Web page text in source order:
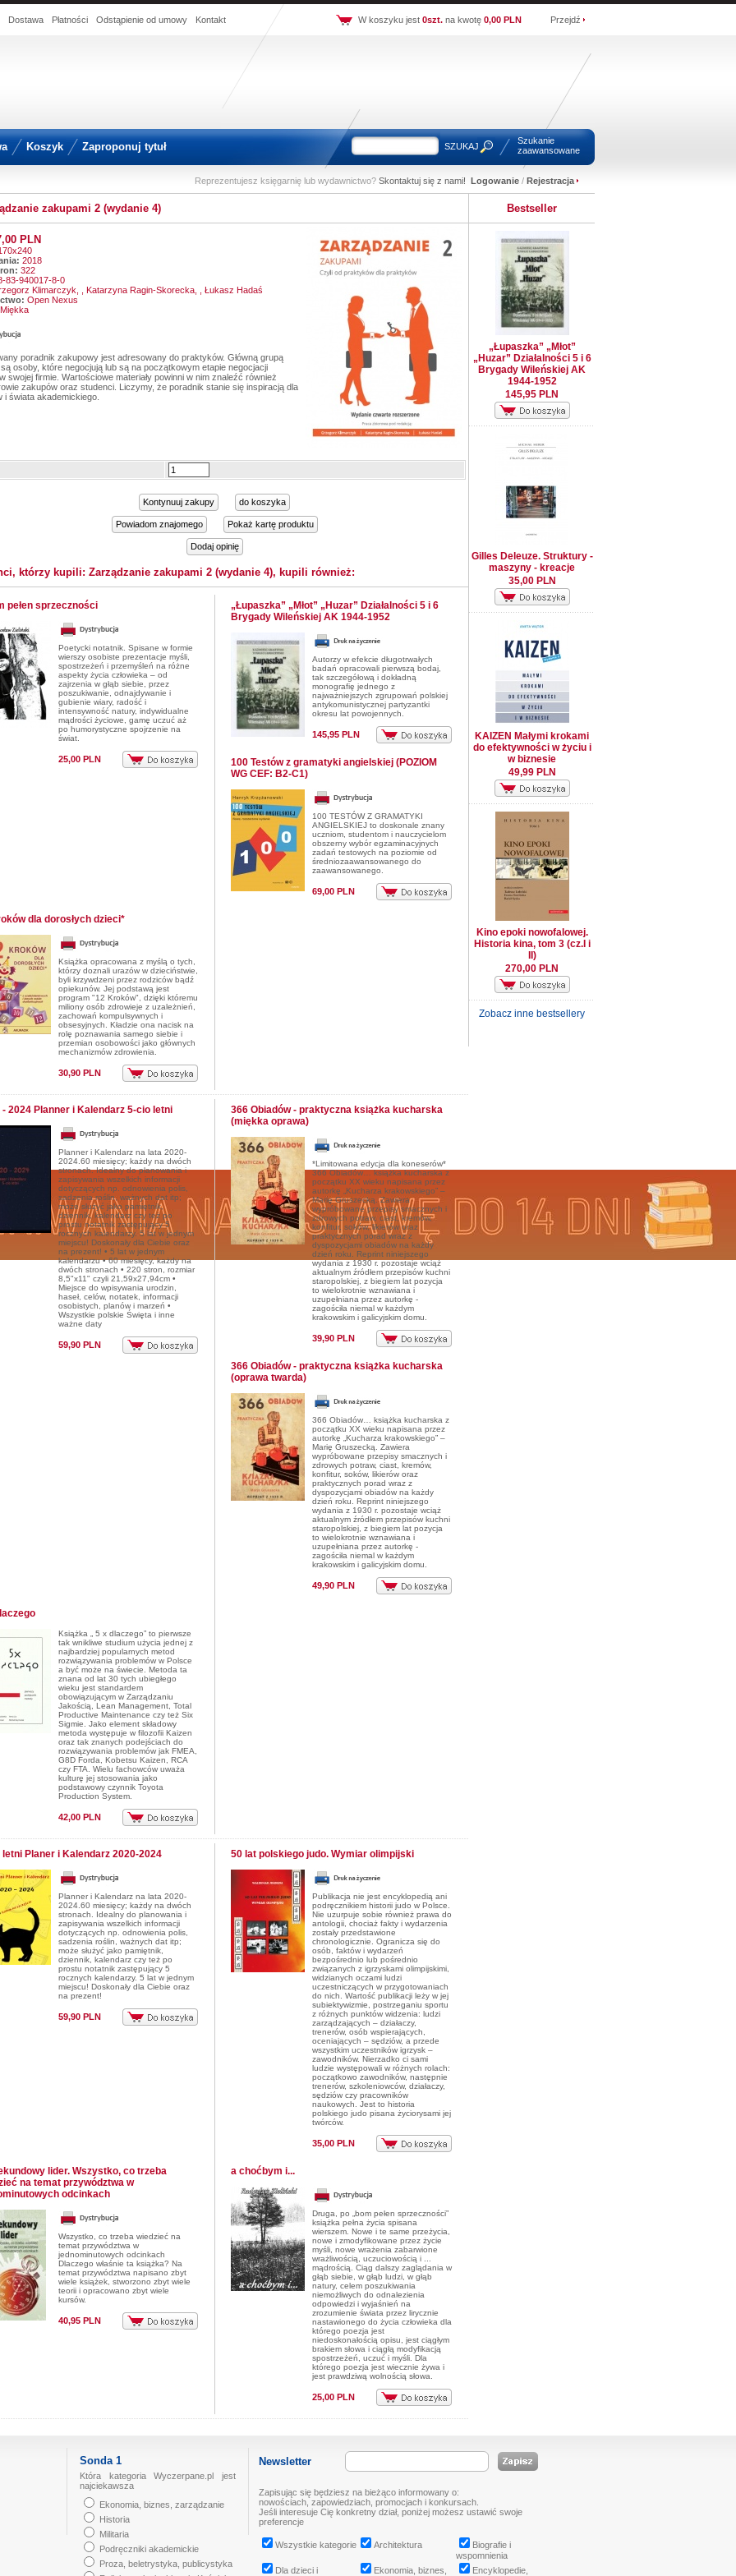
Dostawa Płatności Odstąpienie od umowy Kontakt Przejdź
W koszyku jest 0szt. na kwotę 0,00 PLN
Koszyk Zaproponuj tytuł
Szukanie
zaawansowane
SZUKAJ
Reprezentujesz księgarnię lub wydawnictwo? Skontaktuj się z nami! Logowanie / Rejestracja
zakupami 2 (wydanie 4)
PLN
2018
322
83-940017-8-0
Klimarczyk,
, Katarzyna Ragin-Skorecka,
, Łukasz Hadaś
Open Nexus
Miękka
poradnik zakupowy jest adresowany do praktyków. Główną grupą
osoby, które negocjują lub są na początkowym etapie negocjacji
swojej firmie. Wartościowe materiały powinni w nim znaleźć również
zakupów oraz studenci. Liczymy, że poradnik stanie się inspiracją dla
i świata akademickiego.
Kontynuuj zakupy do koszyka
Powiadom znajomego Pokaż kartę produktu
Dodaj opinię
którzy kupili: Zarządzanie zakupami 2 (wydanie 4), kupili również:
pełen sprzeczności
Poetycki notatnik. Spisane w formie
wierszy osobiste prezentacje myśli,
spostrzeżeń i przemyśleń na różne
aspekty życia człowieka – od
zajrzenia w głąb siebie, przez
poszukiwanie, odnajdywanie i
gubienie wiary, radość i
intensywność natury, indywidualne
mądrości życiowe, gamę uczuć aż
po humorystyczne spojrzenie na
świat.
25,00 PLN
„Łupaszka” „Młot” „Huzar” Działalności 5 i 6
Brygady Wileńskiej AK 1944-1952
Autorzy w efekcie długotrwałych
badań opracowali pierwszą bodaj,
tak szczegółową i dokładną
monografię jednego z
najważniejszych zgrupowań polskiej
antykomunistycznej partyzantki
okresu lat powojennych.
145,95 PLN
100 Testów z gramatyki angielskiej (POZIOM
WG CEF: B2-C1)
100 TESTÓW Z GRAMATYKI
ANGIELSKIEJ to doskonale znany
uczniom, studentom i nauczycielom
obszerny wybór egzaminacyjnych
zadań testowych na poziomie od
średniozaawansowanego do
zaawansowanego.
69,00 PLN
dla dorosłych dzieci*
Książka opracowana z myślą o tych,
którzy doznali urazów w dzieciństwie,
byli krzywdzeni przez rodziców bądź
opiekunów. Jej podstawą jest
program "12 Kroków", dzięki któremu
miliony osób zdrowieje z uzależnień,
zachowań kompulsywnych i
obsesyjnych. Kładzie ona nacisk na
rolę poznawania samego siebie i
przemian osobowości jako głównych
mechanizmów zdrowienia.
30,90 PLN
- 2024 Planner i Kalendarz 5-cio letni
Planner i Kalendarz na lata 2020-
2024.60 miesięcy; każdy na dwóch
stronach. Idealny do planowania i
zapisywania wszelkich informacji
dotyczących np. odnowienia polis,
sadzenia roślin, ważnych dat itp;
może służyć jako pamiętnik,
dziennik, kalendarz czy też po
prostu notatnik zastępujący 5
rocznych kalendarzy. 5 lat w jednym
miejscu! Doskonały dla Ciebie oraz
na prezent! • 5 lat w jednym
kalendarzu • 60 miesięcy, każdy na
dwóch stronach • 220 stron, rozmiar
8,5"x11" czyli 21,59x27,94cm •
Miejsce do wpisywania urodzin,
haseł, celów, notatek, informacji
osobistych, planów i marzeń •
Wszystkie polskie Święta i inne
ważne daty
59,90 PLN
366 Obiadów - praktyczna książka kucharska
(miękka oprawa)
*Limitowana edycja dla koneserów*
366 Obiadów… książka kucharska z
początku XX wieku napisana przez
autorkę „Kucharza krakowskiego” –
Marię Gruszecką. Zawiera
wypróbowane przepisy smacznych i
zdrowych potraw, ciast, kremów,
konfitur, soków, likierów oraz
praktycznych porad wraz z
dyspozycjami obiadów na każdy
dzień roku. Reprint niniejszego
wydania z 1930 r. pozostaje wciąż
aktualnym źródłem przepisów kuchni
staropolskiej, z biegiem lat pozycja
to wielokrotnie wznawiana i
uzupełniana przez autorkę -
zagościła niemal w każdym
krakowskim i galicyjskim domu.
39,90 PLN
366 Obiadów - praktyczna książka kucharska
(oprawa twarda)
366 Obiadów… książka kucharska z
początku XX wieku napisana przez
autorkę „Kucharza krakowskiego” –
Marię Gruszecką. Zawiera
wypróbowane przepisy smacznych i
zdrowych potraw, ciast, kremów,
konfitur, soków, likierów oraz
praktycznych porad wraz z
dyspozycjami obiadów na każdy
dzień roku. Reprint niniejszego
wydania z 1930 r. pozostaje wciąż
aktualnym źródłem przepisów kuchni
staropolskiej, z biegiem lat pozycja
to wielokrotnie wznawiana i
uzupełniana przez autorkę -
zagościła niemal w każdym
krakowskim i galicyjskim domu.
49,90 PLN
Książka „ 5 x dlaczego” to pierwsze
tak wnikliwe studium użycia jednej z
najbardziej popularnych metod
rozwiązywania problemów w Polsce
a być może na świecie. Metoda ta
znana od lat 30 tych ubiegłego
wieku jest standardem
obowiązującym w Zarządzaniu
Jakością, Lean Management, Total
Productive Maintenance czy też Six
Sigmie. Jako element składowy
metoda występuje w filozofii Kaizen
oraz tak znanych podejściach do
rozwiązywania problemów jak FMEA,
G8D Forda, Kobetsu Kaizen, RCA
czy FTA. Wielu fachowców uważa
kulturę jej stosowania jako
podstawowy czynnik Toyota
Production System.
42,00 PLN
letni Planer i Kalendarz 2020-2024
Planner i Kalendarz na lata 2020-
2024.60 miesięcy; każdy na dwóch
stronach. Idealny do planowania i
zapisywania wszelkich informacji
dotyczących np. odnowienia polis,
sadzenia roślin, ważnych dat itp;
może służyć jako pamiętnik,
dziennik, kalendarz czy też po
prostu notatnik zastępujący 5
rocznych kalendarzy. 5 lat w jednym
miejscu! Doskonały dla Ciebie oraz
na prezent!
59,90 PLN
50 lat polskiego judo. Wymiar olimpijski
Publikacja nie jest encyklopedią ani
podręcznikiem historii judo w Polsce.
Nie uzurpuje sobie również prawa do
antologii, chociaż fakty i wydarzenia
zostały przedstawione
chronologicznie. Ogranicza się do
osób, faktów i wydarzeń
bezpośrednio lub pośrednio
związanych z igrzyskami olimpijskimi,
widzianych oczami ludzi
uczestniczących w przygotowaniach
do nich. Wartość publikacji leży w jej
subiektywizmie, postrzeganiu sportu
z różnych punktów widzenia: ludzi
zarządzających – działaczy,
trenerów, osób wspierających,
oceniających – sędziów, a przede
wszystkim uczestników igrzysk –
zawodników. Nierzadko ci sami
ludzie występowali w różnych rolach:
początkowo zawodników, następnie
trenerów, szkoleniowców, działaczy,
sędziów czy pracowników
naukowych. Jest to historia
polskiego judo pisana życiorysami jej
twórców.
35,00 PLN
lider. Wszystko, co trzeba
na temat przywództwa w
odcinkach
Wszystko, co trzeba wiedzieć na
temat przywództwa w
jednominutowych odcinkach
Dlaczego właśnie ta książka? Na
temat przywództwa napisano zbyt
wiele książek, stworzono zbyt wiele
teorii i opracowano zbyt wiele
kursów.
40,95 PLN
a choćbym i...
Druga, po „bom pełen sprzeczności”
książka pełna życia spisana
wierszem. Nowe i te same przeżycia,
nowe i zmodyfikowane przez życie
myśli, nowe wrażenia zabarwione
wrażliwością, uczuciowością i ...
mądrością. Ciąg dalszy zaglądania w
głąb siebie, w głąb ludzi, w głąb
natury, celem poszukiwania
niemożliwych do odnalezienia
odpowiedzi i wyjaśnień na
zrozumienie świata przez lirycznie
nastawionego do życia człowieka dla
którego poezja jest
niedoskonałością opisu, jest ciągłym
brakiem słowa i ciągłą modyfikacją
spostrzeżeń, uczuć i myśli. Dla
którego poezja jest wiecznie żywa i
jest prawdziwą wolnością słowa.
25,00 PLN
Bestseller
„Łupaszka” „Młot”
„Huzar” Działalności 5 i 6
Brygady Wileńskiej AK
1944-1952
145,95 PLN
Gilles Deleuze. Struktury -
maszyny - kreacje
35,00 PLN
KAIZEN Małymi krokami
do efektywności w życiu i
w biznesie
49,99 PLN
Kino epoki nowofalowej.
Historia kina, tom 3 (cz.I i
II)
270,00 PLN
Zobacz inne bestsellery
Sonda 1
Która kategoria Wyczerpane.pl jest
najciekawsza
Ekonomia, biznes, zarządzanie
Historia
Militaria
Podręczniki akademickie
Proza, beletrystyka, publicystyka
Newsletter
Zapisując się będziesz na bieżąco informowany o:
nowościach, zapowiedziach, promocjach i konkursach.
Jeśli interesuje Cię konkretny dział, poniżej możesz ustawić swoje
preferencje
Wszystkie kategorie Architektura
Biografie i
wspomnienia
Dla dzieci i
Ekonomia, biznes,
Encyklopedie,